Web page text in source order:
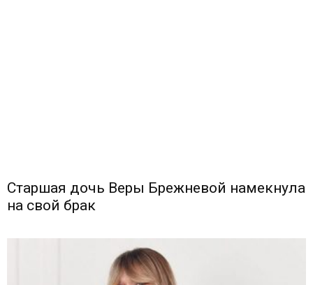
Старшая дочь Веры Брежневой намекнула
на свой брак